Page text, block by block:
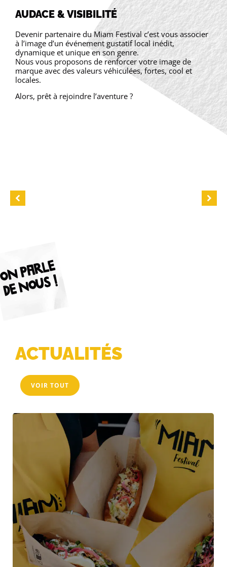
AUDACE & VISIBILITÉ
Devenir partenaire du Miam Festival c’est vous associer
à l’image d’un événement gustatif local inédit,
dynamique et unique en son genre.
Nous vous proposons de renforcer votre image de
marque avec des valeurs véhiculées, fortes, cool et
locales.
Alors, prêt à rejoindre l’aventure ?
ACTUALITÉS
VOIR TOUT
PARLE
DE NOUS !